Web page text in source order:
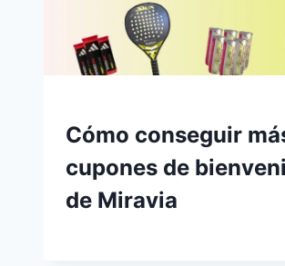
Cómo conseguir
cupones de
de Miravia